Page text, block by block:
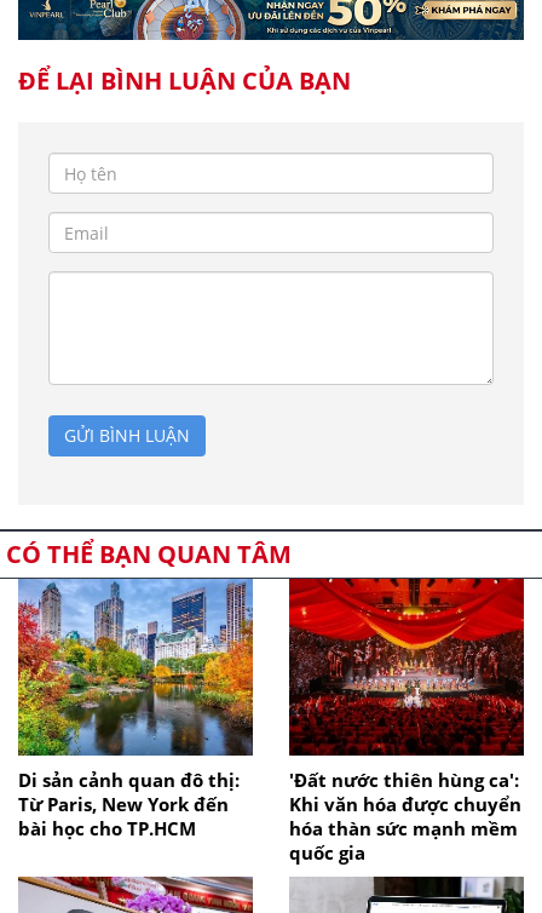
ĐỂ LẠI BÌNH LUẬN CỦA BẠN
GỬI BÌNH LUẬN
CÓ THỂ BẠN QUAN TÂM
Di sản cảnh quan đô thị:
Từ Paris, New York đến
bài học cho TP.HCM
'Đất nước thiên hùng ca':
Khi văn hóa được chuyển
hóa thàn sức mạnh mềm
quốc gia